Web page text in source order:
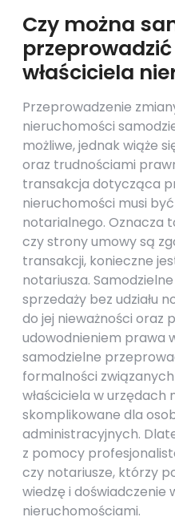
Czy można
właściciela
Przeprowadzenie
nieruchomości
możliwe, jednak wiąże
oraz trudnościami
transakcja dotycząca
nieruchomości musi
notarialnego. Oznacza
czy strony umowy są
transakcji, konieczne
notariusza.
sprzedaży bez udziału
do jej nieważności oraz
udowodnieniem prawa
samodzielne
formalności
właściciela w urzędach
skomplikowane dla
administracyjnych.
z pomocy
czy notariusze, którzy
wiedzę i doświadczenie
nieruchomościami.